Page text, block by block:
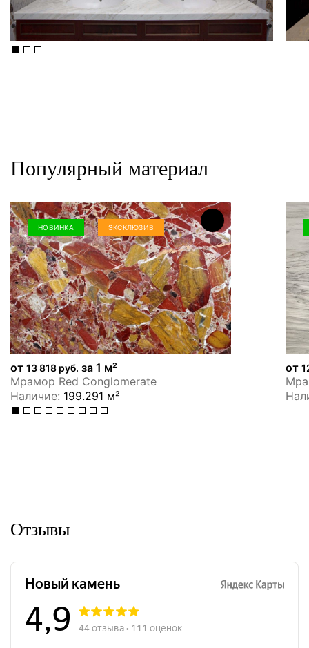
Популярный материал
НОВИНКА ЭКСКЛЮЗИВ
от13 818 руб. за 1 м²
Мрамор Red Conglomerate
Наличие: 199.291 м²
от
Отзывы